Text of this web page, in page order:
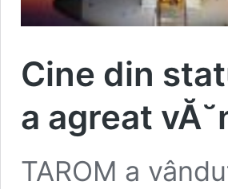
Cine din
a agreat
TAROM a